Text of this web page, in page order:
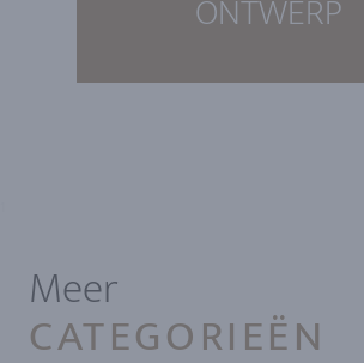
ONTWERP
Meer
CATEGORIEËN